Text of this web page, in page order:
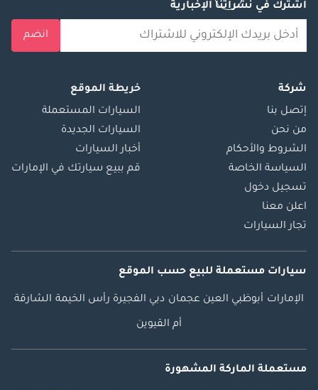
اشترك في نشراتنا الإخبارية
انضم
شركة
إتصل بنا
من نحن
الشروط والأحكام
السياسة الخاصة
تسجيل دخول
اعلن معنا
تجار السيارات
خريطة الموقع
السيارات المستعملة
السيارات الجديدة
أخبار السيارات
قم ببيع سيارتك في الإمارات
سيارات مستعملة للبيع حسب الموقع
الإمارات أبوظبي العين عجمان دبي الفجيرة رأس الخيمة الشارقة
أم القيوين
مستعملة الماركة المشهورة